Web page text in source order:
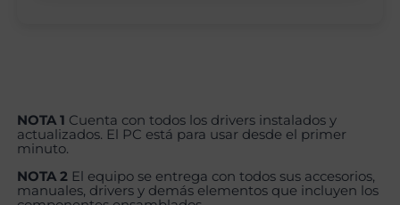
NOTA 1 Cuenta con todos los drivers instalados y
actualizados. El PC está para usar desde el primer
minuto.
NOTA 2 El equipo se entrega con todos sus accesorios,
manuales, drivers y demás elementos que incluyen los